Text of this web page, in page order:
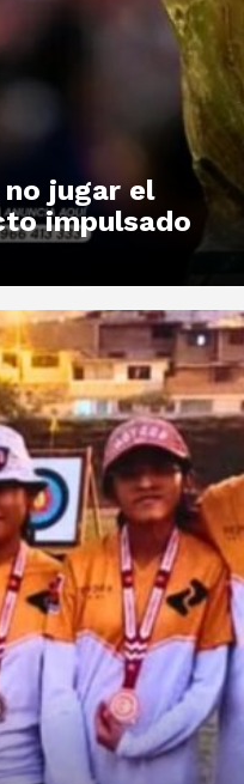
no jugar el
impulsado